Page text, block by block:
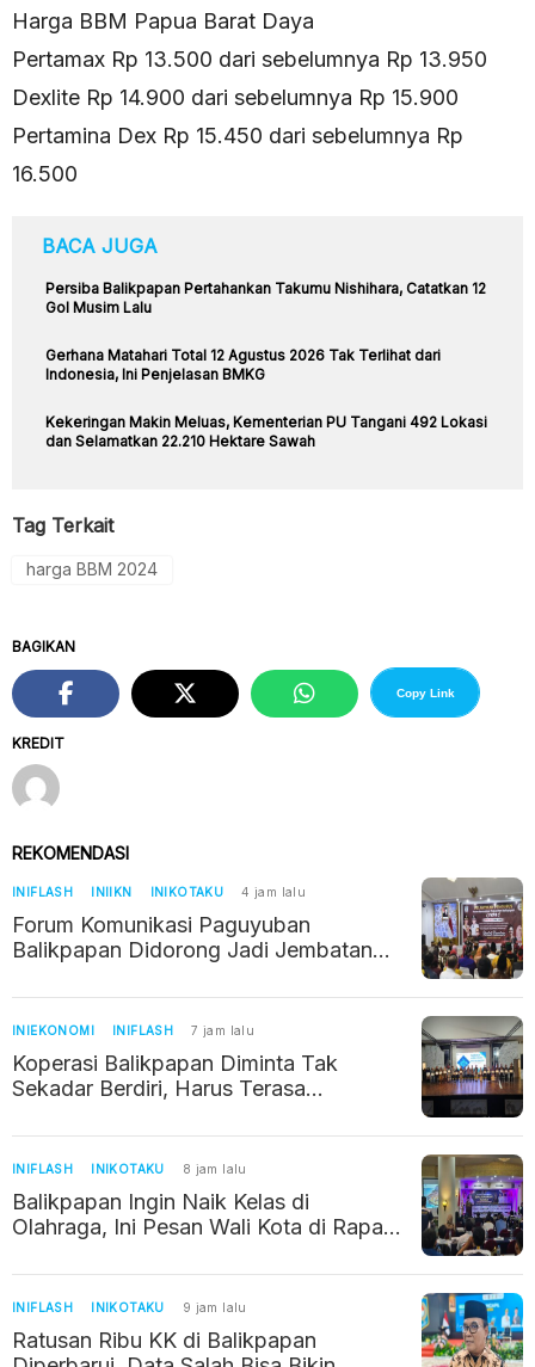
Harga BBM Papua Barat Daya
Pertamax Rp 13.500 dari sebelumnya Rp 13.950
Dexlite Rp 14.900 dari sebelumnya Rp 15.900
Pertamina Dex Rp 15.450 dari sebelumnya Rp
16.500
BACA JUGA
Persiba Balikpapan Pertahankan Takumu Nishihara, Catatkan 12
Gol Musim Lalu
Gerhana Matahari Total 12 Agustus 2026 Tak Terlihat dari
Indonesia, Ini Penjelasan BMKG
Kekeringan Makin Meluas, Kementerian PU Tangani 492 Lokasi
dan Selamatkan 22.210 Hektare Sawah
Tag Terkait
harga BBM 2024
KREDIT
BAGIKAN
Copy Link
REKOMENDASI
INIFLASH INIIKN INIKOTAKU 4 jam lalu
Forum Komunikasi Paguyuban
Balikpapan Didorong Jadi Jembatan
INIEKONOMI INIFLASH 7 jam lalu
Koperasi Balikpapan Diminta Tak
Sekadar Berdiri, Harus Terasa
INIFLASH INIKOTAKU 8 jam lalu
Balikpapan Ingin Naik Kelas di
Olahraga, Ini Pesan Wali Kota di Rapat
INIFLASH INIKOTAKU 9 jam lalu
Ratusan Ribu KK di Balikpapan